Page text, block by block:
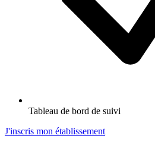
Tableau de bord de suivi
J'inscris mon établissement